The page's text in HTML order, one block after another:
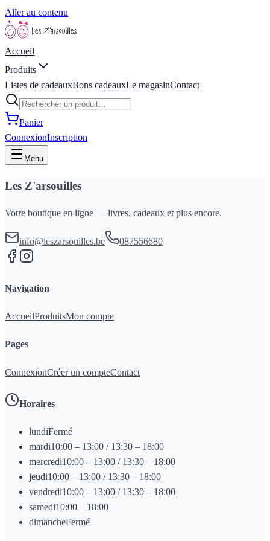
Aller au contenu
Accueil
Produits
Listes de cadeauxBons cadeauxLe magasinContact
Panier
ConnexionInscription
Menu
Les Z'arsouilles
Votre boutique en ligne — livres, cadeaux et plus encore.
info@leszarsouilles.be 087556680
Navigation
AccueilProduitsMon compte
Pages
ConnexionCréer un compteContact
Horaires
lundiFermé
mardi10:00 – 13:00 / 13:30 – 18:00
mercredi10:00 – 13:00 / 13:30 – 18:00
jeudi10:00 – 13:00 / 13:30 – 18:00
vendredi10:00 – 13:00 / 13:30 – 18:00
samedi10:00 – 18:00
dimancheFermé